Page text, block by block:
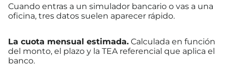
Cuando entras a un simulador bancario o vas a una
oficina, tres datos suelen aparecer rápido.
La cuota mensual estimada. Calculada en función
del monto, el plazo y la TEA referencial que aplica el
banco.